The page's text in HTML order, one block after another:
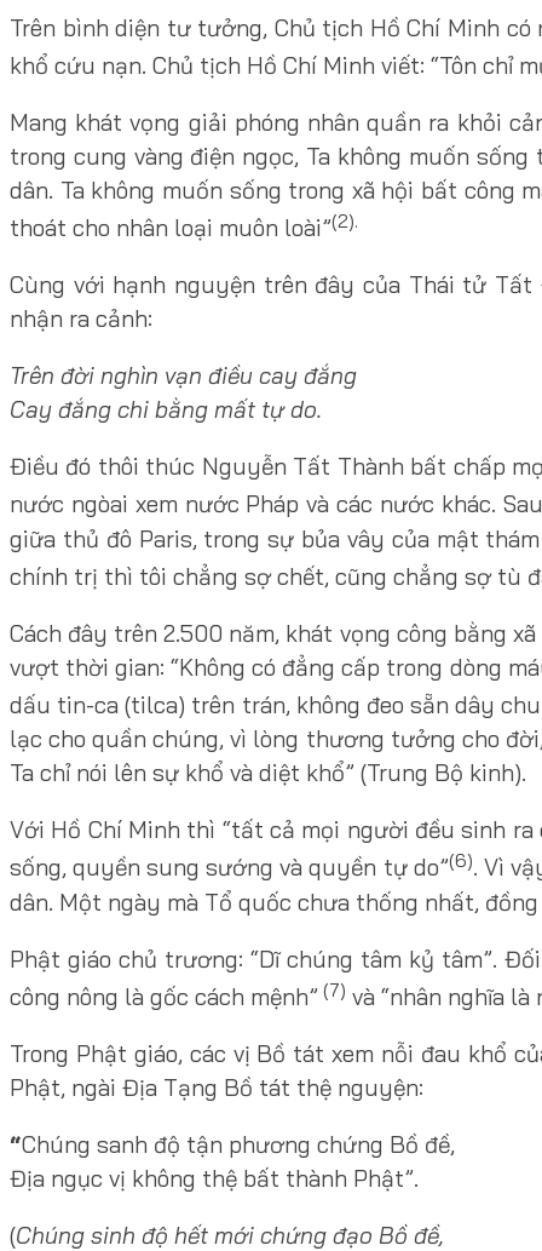
Trên bình diện tư tưởng, Chủ tịch Hồ Chí Minh
khổ cứu nạn. Chủ tịch Hồ Chí Minh viết: “Tôn chỉ
Mang khát vọng giải phóng nhân quần ra khỏi
trong cung vàng điện ngọc, Ta không muốn
dân. Ta không muốn sống trong xã hội bất công
thoát cho nhân loại muôn loài”(2).
Cùng với hạnh nguyện trên đây của Thái tử
nhận ra cảnh:
Trên đời nghìn vạn điều cay đắng
Cay đắng chi bằng mất tự do.
Điều đó thôi thúc Nguyễn Tất Thành bất chấp
nước ngòai xem nước Pháp và các nước khác.
giữa thủ đô Paris, trong sự bủa vây của mật
chính trị thì tôi chẳng sợ chết, cũng chẳng sợ tù
Cách đây trên 2.500 năm, khát vọng công bằng
vượt thời gian: “Không có đẳng cấp trong dòng
dấu tin-ca (tilca) trên trán, không đeo sẵn dây
lạc cho quần chúng, vì lòng thương tưởng cho
Ta chỉ nói lên sự khổ và diệt khổ” (Trung Bộ kinh).
Với Hồ Chí Minh thì “tất cả mọi người đều sinh
sống, quyền sung sướng và quyền tự do”(6). Vì
dân. Một ngày mà Tổ quốc chưa thống nhất,
Phật giáo chủ trương: “Dĩ chúng tâm kỷ tâm”.
công nông là gốc cách mệnh” (7) và “nhân nghĩa
Trong Phật giáo, các vị Bồ tát xem nỗi đau khổ
Phật, ngài Địa Tạng Bồ tát thệ nguyện:
“Chúng sanh độ tận phương chứng Bồ đề,
Địa ngục vị không thệ bất thành Phật”.
(Chúng sinh độ hết mới chứng đạo Bồ đề,